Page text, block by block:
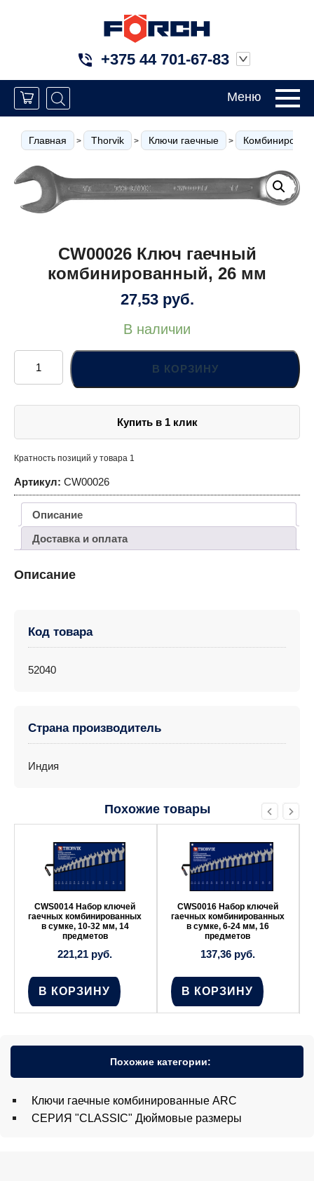
+375 44 701-67-83
Меню
Главная > Thorvik > Ключи гаечные >
CW00026 Ключ гаечный
комбинированный, 26 мм
27,53 руб.
В наличии
Количество
товара
CW00026
Ключ
комбинированный,
В КОРЗИНУ
Купить в 1 клик
Кратность позиций у товара 1
Артикул: CW00026
Описание
Доставка и оплата
Описание
Код товара
52040
Страна производитель
Индия
Похожие товары
CWS0014 Набор ключей
гаечных комбинированных
в сумке, 10-32 мм, 14
предметов
221,21 руб.
В КОРЗИНУ
CWS0016 Набор ключей
гаечных комбинированных
в сумке, 6-24 мм, 16
предметов
137,36 руб.
В КОРЗИНУ
Похожие категории:
Ключи гаечные комбинированные ARC
СЕРИЯ "CLASSIC" Дюймовые размеры